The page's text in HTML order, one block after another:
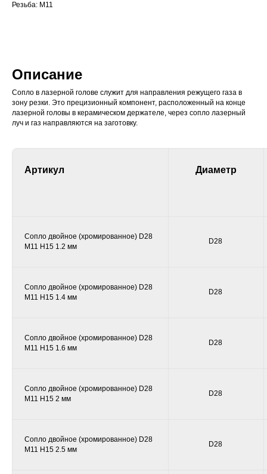
Резьба: М11
Описание
Сопло в лазерной голове служит для направления режущего газа в
зону резки. Это прецизионный компонент, расположенный на конце
лазерной головы в керамическом держателе, через сопло лазерный
луч и газ направляются на заготовку.
Артикул Диаметр
Сопло двойное (хромированное) D28
M11 H15 1.2 мм
D28
Сопло двойное (хромированное) D28
M11 H15 1.4 мм
D28
Сопло двойное (хромированное) D28
M11 H15 1.6 мм
D28
Сопло двойное (хромированное) D28
M11 H15 2 мм
D28
Сопло двойное (хромированное) D28
M11 H15 2.5 мм
D28